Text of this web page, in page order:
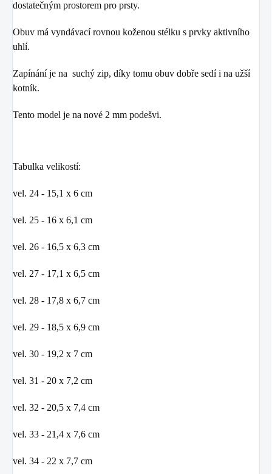
dostatečným prostorem pro prsty.
Obuv má vyndávací rovnou koženou stélku s prvky aktivního
uhlí.
Zapínání je na suchý zip, díky tomu obuv dobře sedí i na užší
kotník.
Tento model je na nové 2 mm podešvi.
Tabulka velikostí:
vel. 24 - 15,1 x 6 cm
vel. 25 - 16 x 6,1 cm
vel. 26 - 16,5 x 6,3 cm
vel. 27 - 17,1 x 6,5 cm
vel. 28 - 17,8 x 6,7 cm
vel. 29 - 18,5 x 6,9 cm
vel. 30 - 19,2 x 7 cm
vel. 31 - 20 x 7,2 cm
vel. 32 - 20,5 x 7,4 cm
vel. 33 - 21,4 x 7,6 cm
vel. 34 - 22 x 7,7 cm